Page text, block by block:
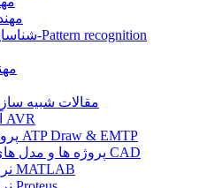
شناسایی الگو-Pattern recognition
مقالات شبیه
آموزش AVR
پروژه های ATP Draw & EMTP
پروژه ها و مدل های آماده CAD
نرم افزار MATLAB